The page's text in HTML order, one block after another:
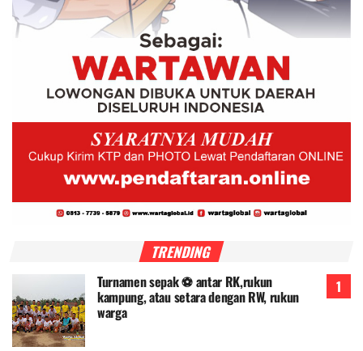
TRENDING
Turnamen sepak ⚽ antar RK,rukun
kampung, atau setara dengan RW, rukun
warga